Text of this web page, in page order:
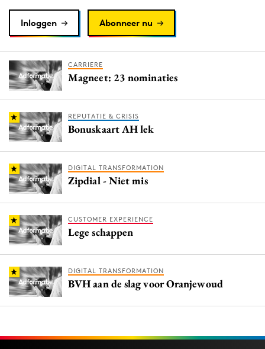
Inloggen Abonneer nu
CARRIERE
Magneet: 23 nominaties
REPUTATIE & CRISIS
Bonuskaart AH lek
DIGITAL TRANSFORMATION
Zipdial - Niet mis
CUSTOMER EXPERIENCE
Lege schappen
DIGITAL TRANSFORMATION
BVH aan de slag voor Oranjewoud